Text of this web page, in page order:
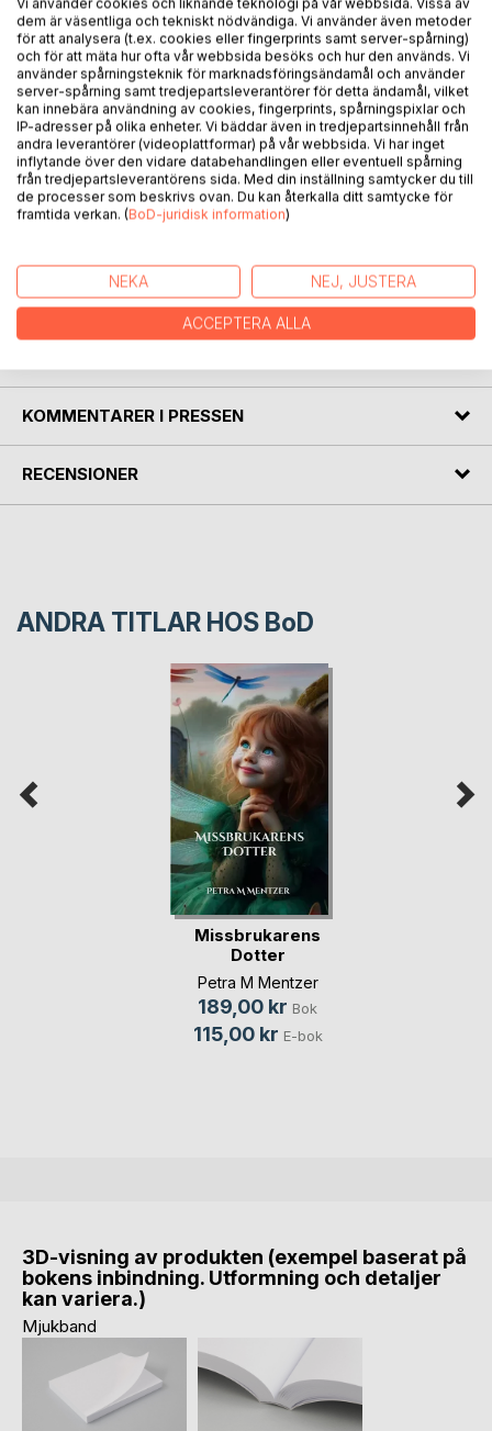
Romanen handlar om hur ett gods i Skåne, Bäckagården,
omvandlas till ett hem för påstått minderåriga flyktingar.
Den euforiska vårstämningen som präglar boendets
invigning förbytts så småningom till en dyster höststämning
när problemen hopar sig. De anställda vägrar på grund av
sin politiska korrekthet att se det uppenbara: många av de
boende är varken minderåriga eller flyktingar. Pressen
mörkar och gårdens föreståndare lägger all skuld för de
boendes handlingar på sig själv och det svenska samhället.
partipolitiska överväganden och riskkapitalisternas vinster
går före kommuninvånarnas intressen.
KOMMENTARER I PRESSEN
RECENSIONER
ANDRA TITLAR HOS BoD
Missbrukarens
Dotter
Petra M Mentzer
189,00 kr Bok
115,00 kr E-bok
3D-visning av produkten (exempel baserat på
bokens inbindning. Utformning och detaljer
kan variera.)
Mjukband
dem är väsentliga och tekniskt nödvändiga. Vi använder även metoder
för att analysera (t.ex. cookies eller fingerprints samt server-spårning)
och för att mäta hur ofta vår webbsida besöks och hur den används. Vi
använder spårningsteknik för marknadsföringsändamål och använder
server-spårning samt tredjepartsleverantörer för detta ändamål, vilket
kan innebära användning av cookies, fingerprints, spårningspixlar och
IP-adresser på olika enheter. Vi bäddar även in tredjepartsinnehåll från
andra leverantörer (videoplattformar) på vår webbsida. Vi har inget
inflytande över den vidare databehandlingen eller eventuell spårning
från tredjepartsleverantörens sida. Med din inställning samtycker du till
de processer som beskrivs ovan. Du kan återkalla ditt samtycke för
framtida verkan. (BoD-juridisk information)
NEKA NEJ, JUSTERA
ACCEPTERA ALLA